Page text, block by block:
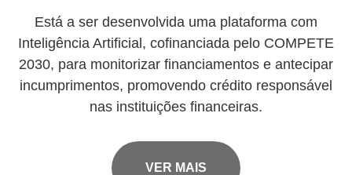
Está a ser desenvolvida uma plataforma com
Inteligência Artificial, cofinanciada pelo COMPETE
2030, para monitorizar financiamentos e antecipar
incumprimentos, promovendo crédito responsável
nas instituições financeiras.
VER MAIS